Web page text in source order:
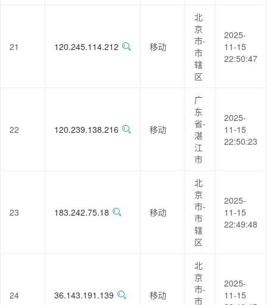
21 120.245.114.212 移动
北
京
市-
市
辖
区
2025-
11-15
22:50:47
22 120.239.138.216 移动
广
东
省-
湛
江
市
2025-
11-15
22:50:23
23 183.242.75.18 移动
北
京
市-
市
辖
区
2025-
11-15
22:49:48
24 36.143.191.139 移动
北
京
市-
市
2025-
11-15